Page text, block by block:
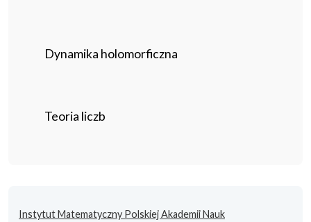
Dynamika holomorficzna
Teoria liczb
Instytut Matematyczny Polskiej Akademii Nauk